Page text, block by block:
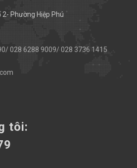
Phường Hiệp Phú
028 6288 9009/ 028 3736 1415
tôi: